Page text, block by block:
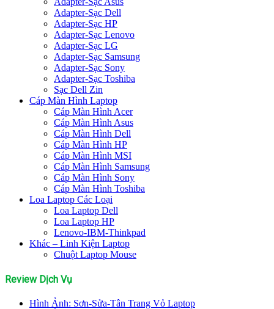
Adapter-Sạc Dell
Adapter-Sạc HP
Adapter-Sạc Lenovo
Adapter-Sạc LG
Adapter-Sạc Samsung
Adapter-Sạc Sony
Adapter-Sạc Toshiba
Sạc Dell Zin
Cáp Màn Hình Laptop
Cáp Màn Hình Acer
Cáp Màn Hình Asus
Cáp Màn Hình Dell
Cáp Màn Hình HP
Cáp Màn Hình MSI
Cáp Màn Hình Samsung
Cáp Màn Hình Sony
Cáp Màn Hình Toshiba
Loa Laptop Các Loại
Loa Laptop Dell
Loa Laptop HP
Lenovo-IBM-Thinkpad
Khác – Linh Kiện Laptop
Chuột Laptop Mouse
Review Dịch Vụ
Hình Ảnh: Sơn-Sửa-Tân Trang Vỏ Laptop